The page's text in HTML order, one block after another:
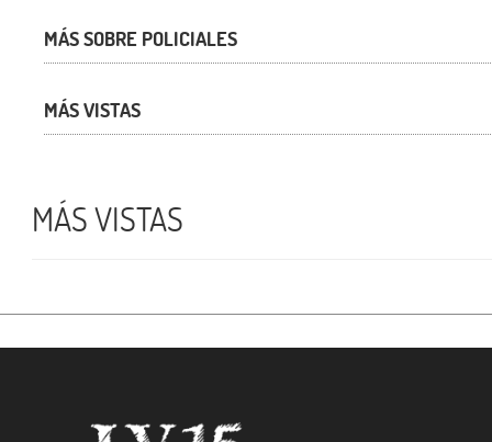
MÁS SOBRE POLICIALES
MÁS VISTAS
MÁS VISTAS